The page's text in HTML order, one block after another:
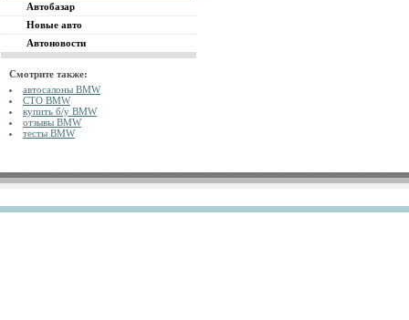
Автобазар
Новые авто
Автоновости
Смотрите также:
автосалоны BMW
СТО BMW
купить б/у BMW
отзывы BMW
тесты BMW